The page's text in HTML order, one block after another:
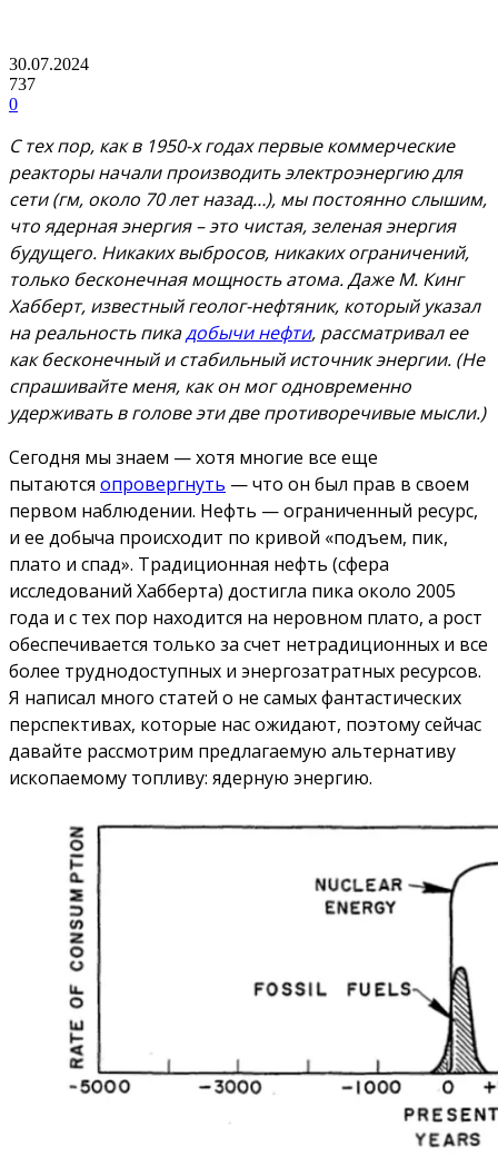
30.07.2024
737
0
С тех пор, как в 1950-х годах первые коммерческие
реакторы начали производить электроэнергию для
сети (гм, около 70 лет назад…), мы постоянно слышим,
что ядерная энергия – это чистая, зеленая энергия
будущего. Никаких выбросов, никаких ограничений,
только бесконечная мощность атома. Даже М. Кинг
Хабберт, известный геолог-нефтяник, который указал
на реальность пикадобычи нефти, рассматривал ее
как бесконечный и стабильный источник энергии. (Не
спрашивайте меня, как он мог одновременно
удерживать в голове эти две противоречивые мысли.)
Сегодня мы знаем — хотя многие все еще
пытаются опровергнуть — что он был прав в своем
первом наблюдении. Нефть — ограниченный ресурс,
и ее добыча происходит по кривой «подъем, пик,
плато и спад». Традиционная нефть (сфера
исследований Хабберта) достигла пика около 2005
года и с тех пор находится на неровном плато, а рост
обеспечивается только за счет нетрадиционных и все
более труднодоступных и энергозатратных ресурсов.
Я написал много статей о не самых фантастических
перспективах, которые нас ожидают, поэтому сейчас
давайте рассмотрим предлагаемую альтернативу
ископаемому топливу: ядерную энергию.